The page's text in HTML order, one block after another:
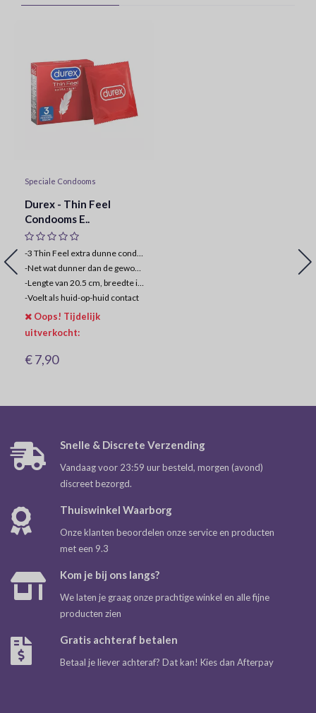
Speciale Condooms
Durex - Thin Feel
Condooms E..
-3 Thin Feel extra dunne condooms
-Net wat dunner dan de gewone Thin Feel
-Lengte van 20.5 cm, breedte is 5.6 cm
-Voelt als huid-op-huid contact
Oops! Tijdelijk
uitverkocht:
€ 7,90
Snelle & Discrete Verzending
Vandaag voor 23:59 uur besteld, morgen (avond)
discreet bezorgd.
Thuiswinkel Waarborg
Onze klanten beoordelen onze service en producten
met een 9.3
Kom je bij ons langs?
We laten je graag onze prachtige winkel en alle fijne
producten zien
Gratis achteraf betalen
Betaal je liever achteraf? Dat kan! Kies dan Afterpay